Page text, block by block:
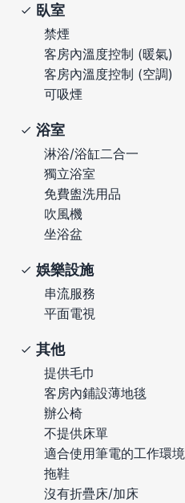
臥室
禁煙
客房內溫度控制 (暖氣)
客房內溫度控制 (空調)
可吸煙
浴室
淋浴/浴缸二合一
獨立浴室
免費盥洗用品
吹風機
坐浴盆
娛樂設施
串流服務
平面電視
其他
提供毛巾
客房內鋪設薄地毯
辦公椅
不提供床單
適合使用筆電的工作環境
拖鞋
沒有折疊床/加床